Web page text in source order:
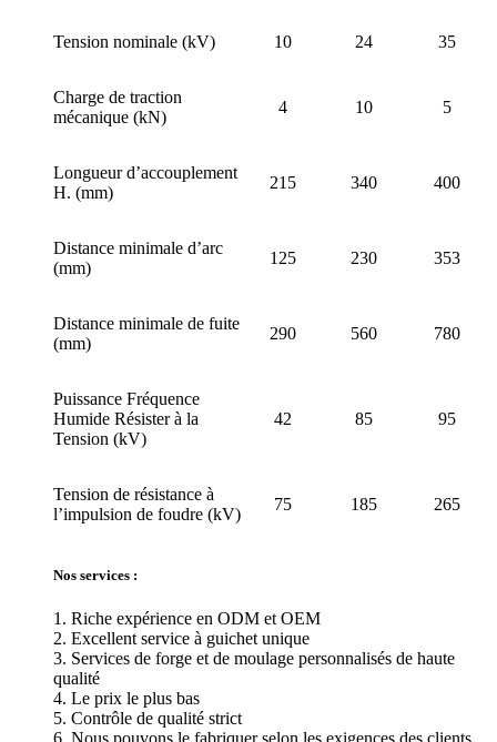
Tension nominale (kV) 10 24 35
Charge de traction
mécanique (kN)
4 10 5
Longueur d’accouplement
H. (mm)
215 340 400
Distance minimale d’arc
(mm)
125 230 353
Distance minimale de fuite
(mm)
290 560 780
Puissance Fréquence
Humide Résister à la
Tension (kV)
42 85 95
Tension de résistance à
l’impulsion de foudre (kV)
75 185 265
Nos services :
1. Riche expérience en ODM et OEM
2. Excellent service à guichet unique
3. Services de forge et de moulage personnalisés de haute
qualité
4. Le prix le plus bas
5. Contrôle de qualité strict
6. Nous pouvons le fabriquer selon les exigences des clients.